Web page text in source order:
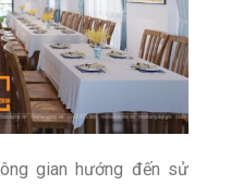
gian hướng đến sử